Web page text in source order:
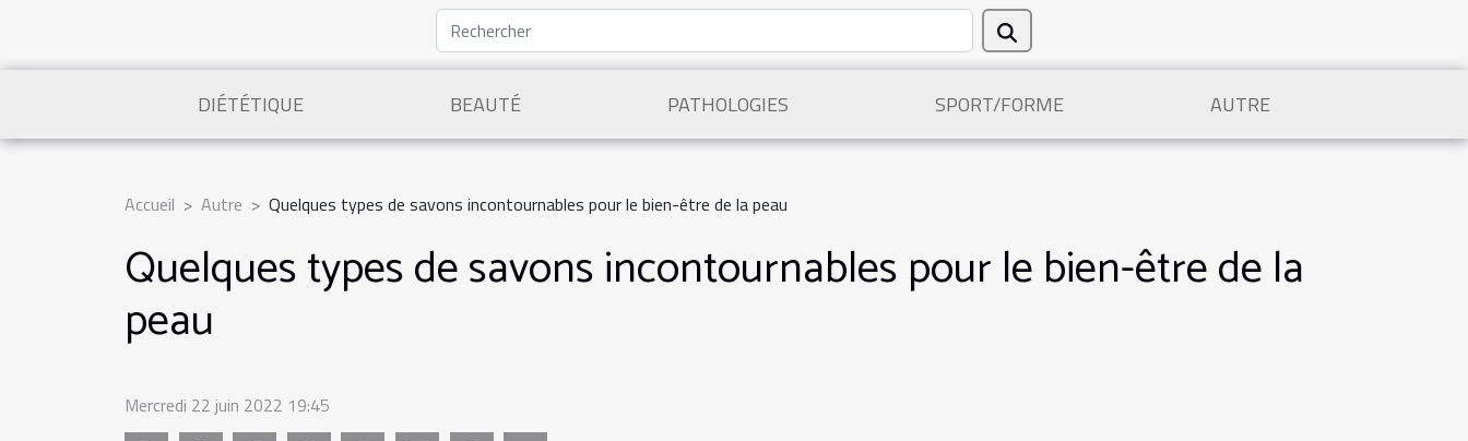
DIÉTÉTIQUE BEAUTÉ PATHOLOGIES SPORT/FORME AUTRE
Accueil Autre Quelques types de savons incontournables pour le bien-être de la peau
Quelques types de savons incontournables pour le bien-être de la
peau
Mercredi 22 juin 2022 19:45